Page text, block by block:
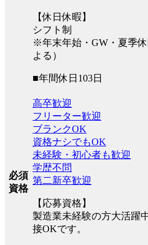
【休日休暇】
シフト制
※年末年始・GW・夏季
よる）
■年間休日103日
必須
資格
高卒歓迎
フリーター歓迎
ブランクOK
資格ナシでもOK
未経験・初心者も歓迎
学歴不問
第二新卒歓迎
【応募資格】
製造業未経験の方大活躍
接OKです。